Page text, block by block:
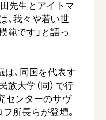
先生とアイトマ
、我々や若い世
範です」と語っ
、同国を代表す
大学（同）で行
センターのサヴ
所長らが登壇。